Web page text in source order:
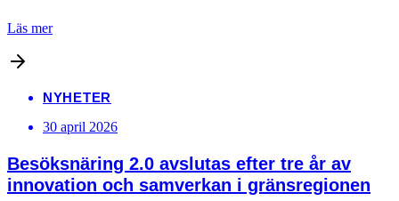
Läs mer
NYHETER
30 april 2026
Besöksnäring 2.0 avslutas efter tre år av
innovation och samverkan i gränsregionen